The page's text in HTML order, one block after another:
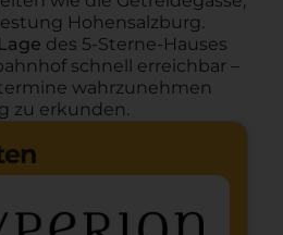
Hohensalzburg.
des 5-Sterne-Hauses
schnell erreichbar –
wahrzunehmen
zu erkunden.